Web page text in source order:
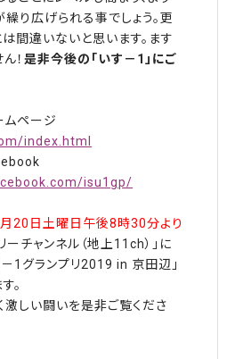
り広げられる事でしょう。更
間違いないと思います。ます
！是非今後の「いす－1」にご
ムページ
index.html
isu1gp/
20日土曜日午後8時30分より
ーチャンネル（地上11ch）」に
1グランプリ2019 in 京田辺」
。
しい闘いを是非ご覧くださ